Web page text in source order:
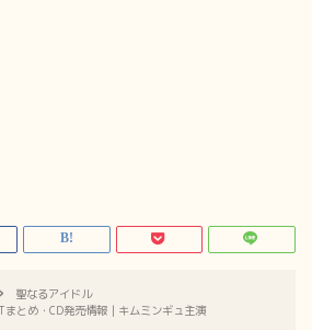
聖なるアイドル
まとめ・CD発売情報｜キムミンギュ主演